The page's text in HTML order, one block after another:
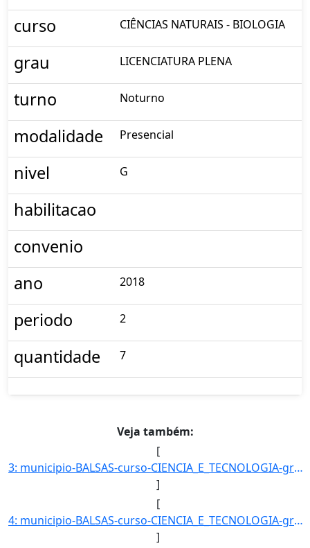
curso CIÊNCIAS NATURAIS - BIOLOGIA
grau LICENCIATURA PLENA
turno Noturno
modalidade Presencial
nivel G
habilitacao
convenio
ano
2018
periodo 2
quantidade 7
Veja também:
[
3: municipio-BALSAS-curso-CIENCIA_E_TECNOLOGIA-grau-BACHARELADO-turno-Matutino-modalidade-Presencial-ni]
]
[
4: municipio-BALSAS-curso-CIENCIA_E_TECNOLOGIA-grau-BACHARELADO-turno-Noturno-modalidade-Presencial-niv]
]